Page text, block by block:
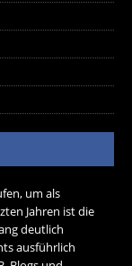
um als
Jahren ist die
deutlich
ausführlich